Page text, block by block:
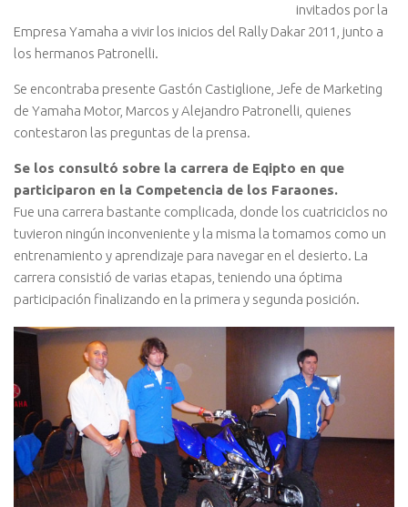
invitados por la
Empresa Yamaha a vivir los inicios del Rally Dakar 2011, junto a
los hermanos Patronelli.
Se encontraba presente Gastón Castiglione, Jefe de Marketing
de Yamaha Motor, Marcos y Alejandro Patronelli, quienes
contestaron las preguntas de la prensa.
Se los consultó sobre la carrera de Eqipto en que
participaron en la Competencia de los Faraones.
Fue una carrera bastante complicada, donde los cuatriciclos no
tuvieron ningún inconveniente y la misma la tomamos como un
entrenamiento y aprendizaje para navegar en el desierto. La
carrera consistió de varias etapas, teniendo una óptima
participación finalizando en la primera y segunda posición.